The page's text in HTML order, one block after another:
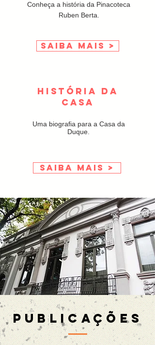
Conheça a história da Pinacoteca
Ruben Berta.
SAIBA MAIS >
HISTÓRIA DA
CASA
Uma biografia para a Casa da
Duque.
SAIBA MAIS >
PUBLICAÇÕES